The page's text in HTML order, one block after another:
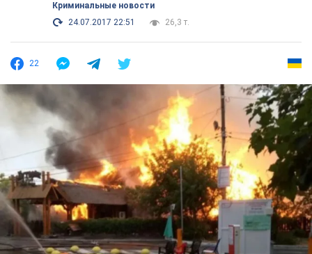
Криминальные новости
24.07.2017 22:51
26,3 т.
22